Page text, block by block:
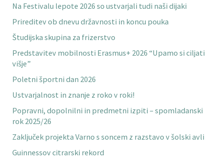
Na Festivalu lepote 2026 so ustvarjali tudi naši dijaki
Prireditev ob dnevu državnosti in koncu pouka
Študijska skupina za frizerstvo
Predstavitev mobilnosti Erasmus+ 2026 “Upamo si ciljati
višje”
Poletni športni dan 2026
Ustvarjalnost in znanje z roko v roki!
Popravni, dopolnilni in predmetni izpiti – spomladanski
rok 2025/26
Zaključek projekta Varno s soncem z razstavo v šolski avli
Guinnessov citrarski rekord